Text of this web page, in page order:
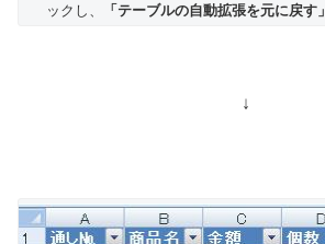
ックし、
「テーブルの自動拡張を元に戻す」
↓